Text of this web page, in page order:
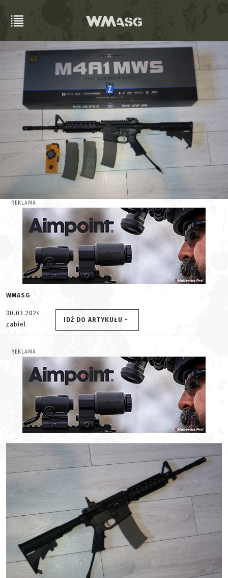
REKLAMA
WMASG
30.03.2024
zabiel
IDŹ DO ARTYKUŁU -
REKLAMA